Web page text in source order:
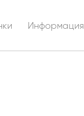
Информация